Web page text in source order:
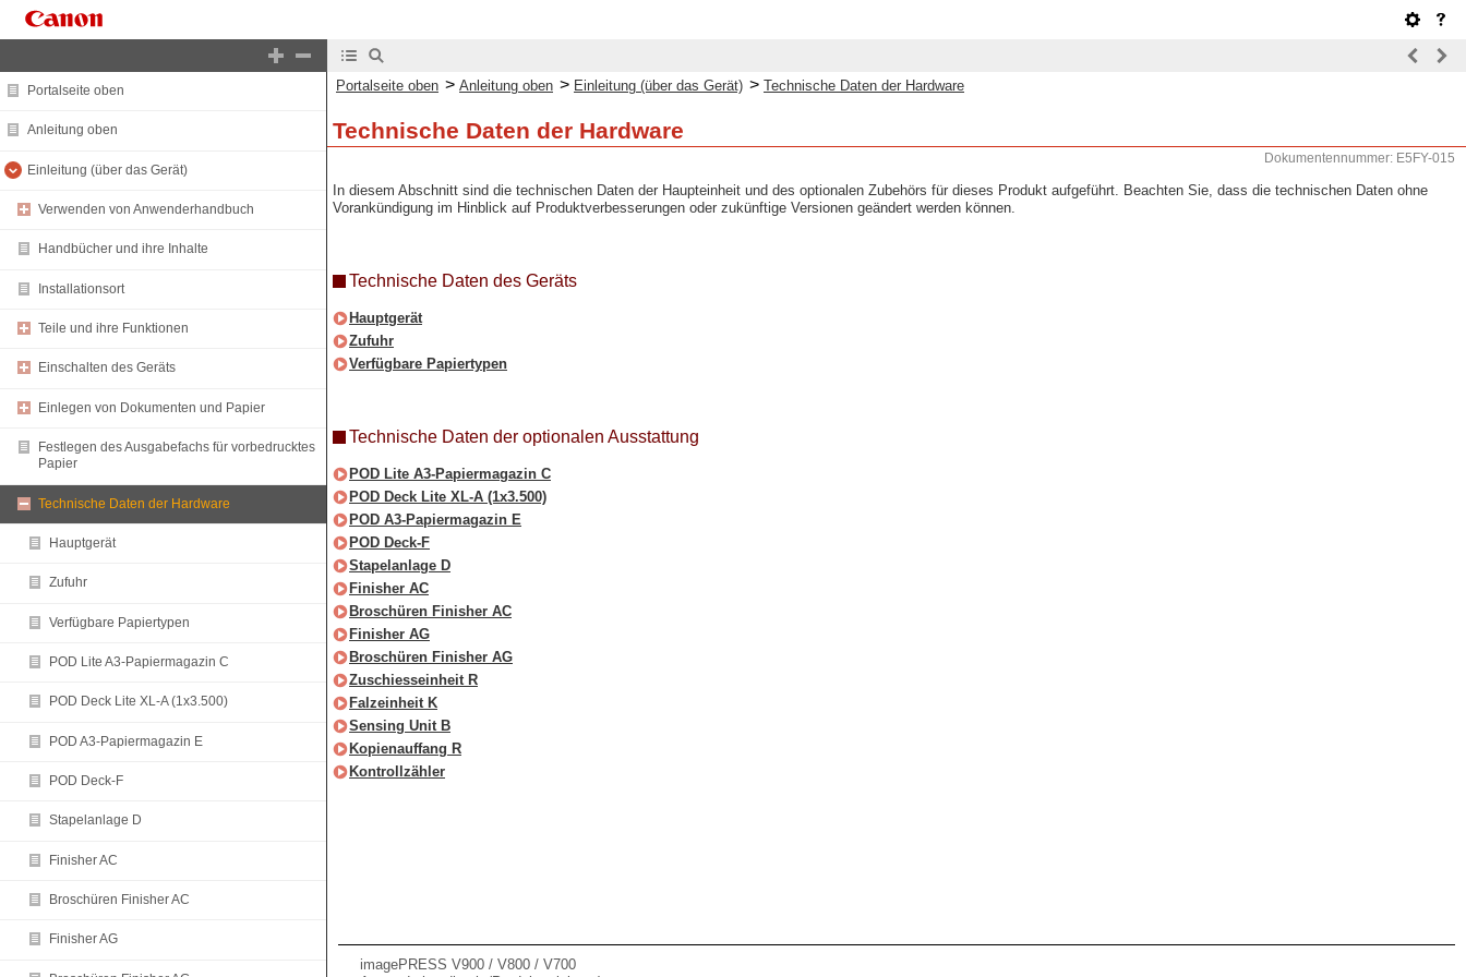
Portalseite oben
Anleitung oben
Einleitung (über das Gerät)
Verwenden von Anwenderhandbuch
Handbücher und ihre Inhalte
Installationsort
Teile und ihre Funktionen
Einschalten des Geräts
Einlegen von Dokumenten und Papier
Festlegen des Ausgabefachs für vorbedrucktes
Papier
Technische Daten der Hardware
Hauptgerät
Zufuhr
Verfügbare Papiertypen
POD Lite A3-Papiermagazin C
POD Deck Lite XL-A (1x3.500)
POD A3-Papiermagazin E
POD Deck-F
Stapelanlage D
Finisher AC
Broschüren Finisher AC
Finisher AG
Portalseite oben > Anleitung oben > Einleitung (über das Gerät) > Technische Daten der Hardware
Technische Daten der Hardware
Dokumentennummer: E5FY-015
In diesem Abschnitt sind die technischen Daten der Haupteinheit und des optionalen Zubehörs für dieses Produkt aufgeführt. Beachten Sie, dass die technischen Daten ohne
Vorankündigung im Hinblick auf Produktverbesserungen oder zukünftige Versionen geändert werden können.
Technische Daten des Geräts
Hauptgerät
Zufuhr
Verfügbare Papiertypen
Technische Daten der optionalen Ausstattung
POD Lite A3-Papiermagazin C
POD Deck Lite XL-A (1x3.500)
POD A3-Papiermagazin E
POD Deck-F
Stapelanlage D
Finisher AC
Broschüren Finisher AC
Finisher AG
Broschüren Finisher AG
Zuschiesseinheit R
Falzeinheit K
Sensing Unit B
Kopienauffang R
Kontrollzähler
imagePRESS V900 / V800 / V700